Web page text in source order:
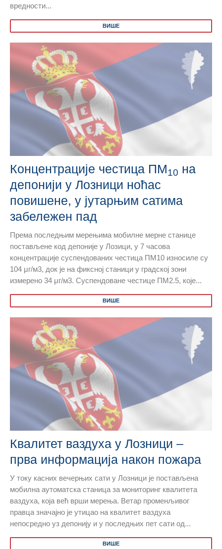
вредности...
ВИШЕ
Концентрације честица ПМ10 на
депонији у Лозници ноћас
повишене, у јутарњим сатима
забележен пад
Према последњим мерењима мобилне мерне станице
постављене код депоније у Лозици, у 7 часова
концентрације суспендованих честица ПМ10 износиле су
104 μг/м3, док је на фиксној станици у градској зони
измерено 34 μг/м3. Суспендоване честице ПМ2.5, које...
ВИШЕ
Квалитет ваздуха у Лозници –
прва информација након пожара
У току касних вечерњих сати у Лозници је постављена
мобилна аутоматска станица за мониторинг квалитета
ваздуха, која већ врши мерења. Ветар променљивог
правца значајно је утицао на квалитет ваздуха
непосредно уз депонију и у последњих пет сати од...
ВИШЕ